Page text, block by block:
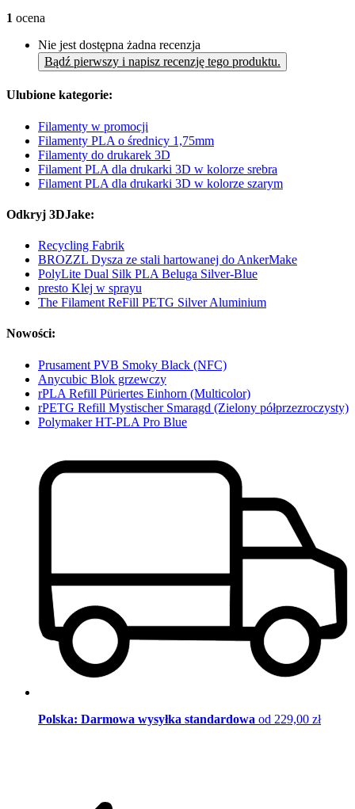
1 ocena
Nie jest dostępna żadna recenzja
Bądź pierwszy i napisz recenzję tego produktu.
Ulubione kategorie:
Filamenty w promocji
Filamenty PLA o średnicy 1,75mm
Filamenty do drukarek 3D
Filament PLA dla drukarki 3D w kolorze srebra
Filament PLA dla drukarki 3D w kolorze szarym
Odkryj 3DJake:
Recycling Fabrik
BROZZL Dysza ze stali hartowanej do AnkerMake
PolyLite Dual Silk PLA Beluga Silver-Blue
presto Klej w sprayu
The Filament ReFill PETG Silver Aluminium
Nowości:
Prusament PVB Smoky Black (NFC)
Anycubic Blok grzewczy
rPLA Refill Püriertes Einhorn (Multicolor)
rPETG Refill Mystischer Smaragd (Zielony półprzezroczysty)
Polymaker HT-PLA Pro Blue
Polska: Darmowa wysyłka standardowa od 229,00 zł